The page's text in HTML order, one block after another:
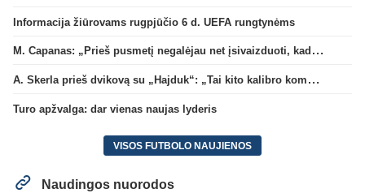
Informacija žiūrovams rugpjūčio 6 d. UEFA rungtynėms
M. Capanas: „Prieš pusmetį negalėjau net įsivaizduoti, kad žaisime prieš „Hajduk“
A. Skerla prieš dvikovą su „Hajduk“: „Tai kito kalibro komanda“
Turo apžvalga: dar vienas naujas lyderis
VISOS FUTBOLO NAUJIENOS
Naudingos nuorodos